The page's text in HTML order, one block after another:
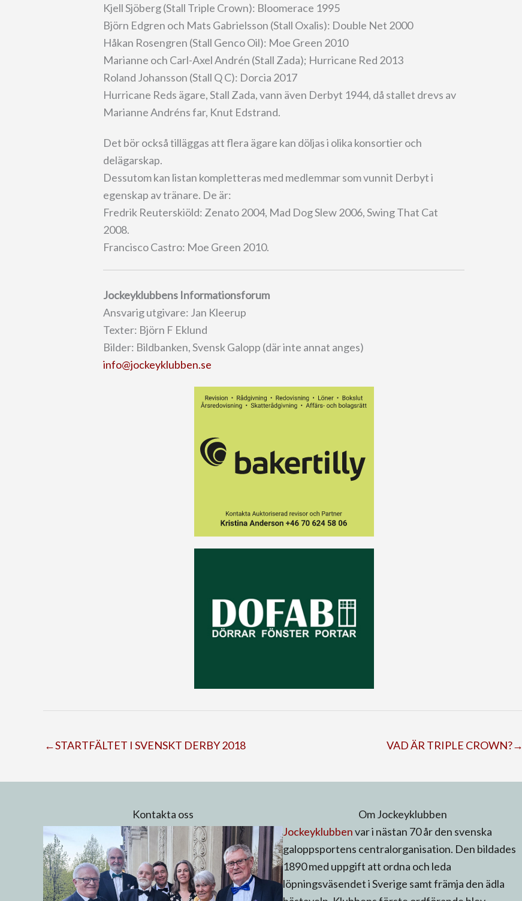
Kjell Sjöberg (Stall Triple Crown): Bloomerace 1995
Björn Edgren och Mats Gabrielsson (Stall Oxalis): Double Net 2000
Håkan Rosengren (Stall Genco Oil): Moe Green 2010
Marianne och Carl-Axel Andrén (Stall Zada); Hurricane Red 2013
Roland Johansson (Stall Q C): Dorcia 2017
Hurricane Reds ägare, Stall Zada, vann även Derbyt 1944, då stallet drevs av
Marianne Andréns far, Knut Edstrand.
Det bör också tilläggas att flera ägare kan döljas i olika konsortier och
delägarskap.
Dessutom kan listan kompletteras med medlemmar som vunnit Derbyt i
egenskap av tränare. De är:
Fredrik Reuterskiöld: Zenato 2004, Mad Dog Slew 2006, Swing That Cat
2008.
Francisco Castro: Moe Green 2010.
Jockeyklubbens Informationsforum
Ansvarig utgivare: Jan Kleerup
Texter: Björn F Eklund
Bilder: Bildbanken, Svensk Galopp (där inte annat anges)
info@jockeyklubben.se
←STARTFÄLTET I SVENSKT DERBY 2018 VAD ÄR TRIPLE CROWN?→
Kontakta oss
Om Jockeyklubben
Jockeyklubbenvar i nästan 70 år den svenska
galoppsportens centralorganisation. Den bildades
1890 med uppgift att ordna och leda
löpningsväsendet i Sverige samt främja den ädla